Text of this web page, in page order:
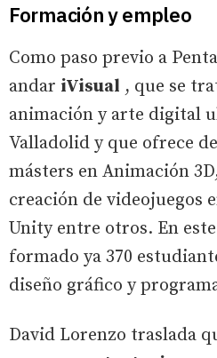
Formación y empleo
Como paso previo a
andar iVisual , que se
animación y arte digital
Valladolid y que ofrece
másters en Animación
creación de videojuegos
Unity entre otros. En
formado ya 370
diseño gráfico y
David Lorenzo traslada